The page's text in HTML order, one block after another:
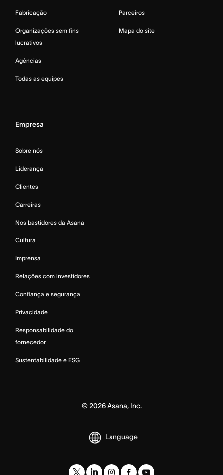
Fabricação
Organizações sem fins
lucrativos
Agências
Todas as equipes
Parceiros
Mapa do site
Empresa
Sobre nós
Liderança
Clientes
Carreiras
Nos bastidores da Asana
Cultura
Imprensa
Relações com investidores
Confiança e segurança
Privacidade
Responsabilidade do
fornecedor
Sustentabilidade e ESG
© 2026Asana, Inc.
Language